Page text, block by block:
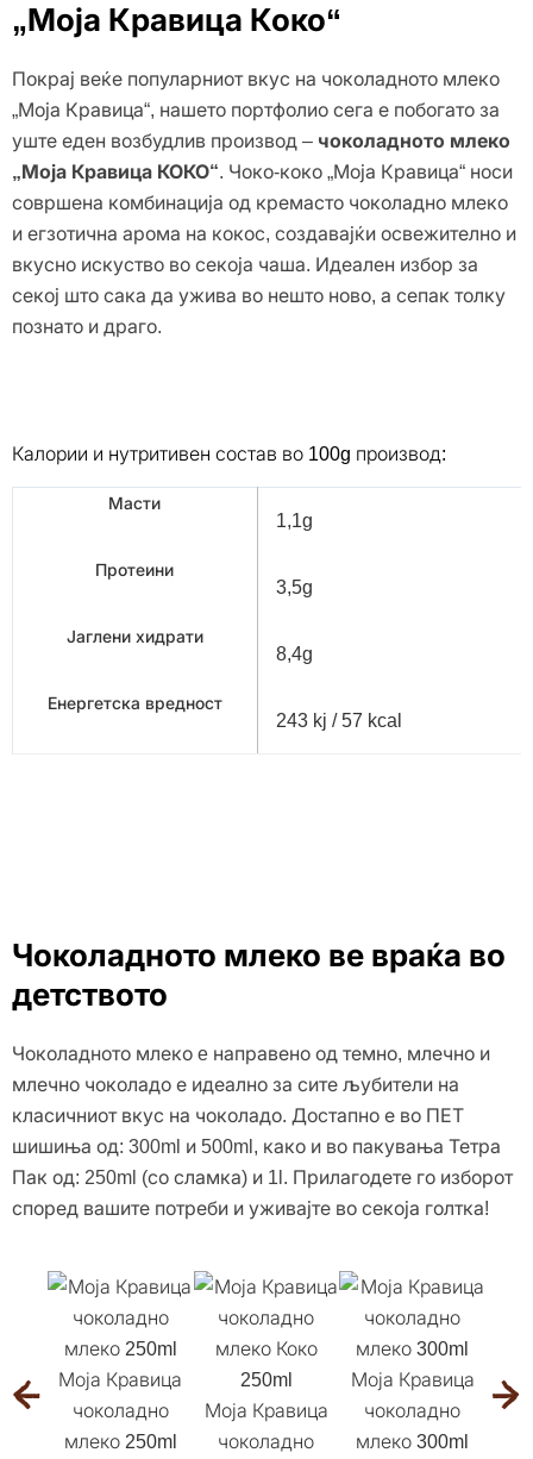
„Моја Кравица Коко“
Покрај веќе популарниот вкус на чоколадното млеко
„Моја Кравица“, нашето портфолио сега е побогато за
уште еден возбудлив производ – чоколадното млеко
„Моја Кравица КОКО“. Чоко-коко „Моја Кравица“ носи
совршена комбинација од кремасто чоколадно млеко
и егзотична арома на кокос, создавајќи освежително и
вкусно искуство во секоја чаша. Идеален избор за
секој што сака да ужива во нешто ново, а сепак толку
познато и драго.
Калории и нутритивен состав во 100g производ:
Масти
1,1g
Протеини
3,5g
Јаглени хидрати
8,4g
Енергетска вредност
243 kj / 57 kcal
Чоколадното млеко ве враќа во
детството
Чоколадното млеко e направено од темно, млечно и
млечно чоколадо е идеално за сите љубители на
класичниот вкус на чоколадо. Достапно е во ПЕТ
шишиња од: 300ml и 500ml, како и во пакувања Тетра
Пак од: 250ml (со сламка) и 1l. Прилагодете го изборот
според вашите потреби и уживајте во секоја голтка!
Моја Кравица
чоколадно
млеко 250ml
Моја Кравица
чоколадно
Моја Кравица
чоколадно
млеко 300ml